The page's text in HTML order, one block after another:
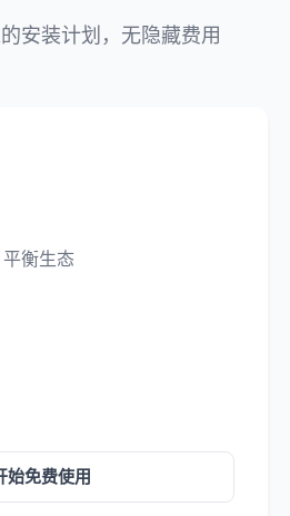
安装计划，无隐藏费用
衡生态
始免费使用